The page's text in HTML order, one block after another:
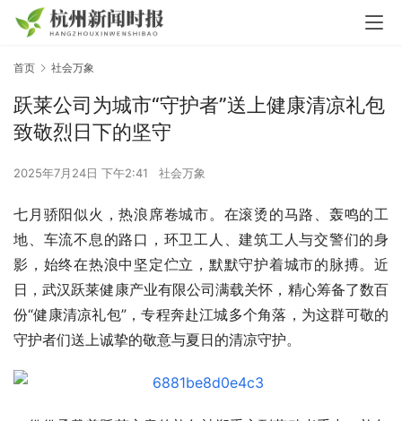
首页 社会万象
跃莱公司为城市“守护者”送上健康清凉礼包
致敬烈日下的坚守
2025年7月24日 下午2:41 社会万象
七月骄阳似火，热浪席卷城市。在滚烫的马路、轰鸣的工
地、车流不息的路口，环卫工人、建筑工人与交警们的身
影，始终在热浪中坚定伫立，默默守护着城市的脉搏。近
日，武汉跃莱健康产业有限公司满载关怀，精心筹备了数百
份“健康清凉礼包”，专程奔赴江城多个角落，为这群可敬的
守护者们送上诚挚的敬意与夏日的清凉守护。